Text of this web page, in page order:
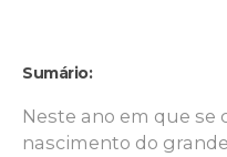
Sumário:
Neste ano em que se
nascimento do